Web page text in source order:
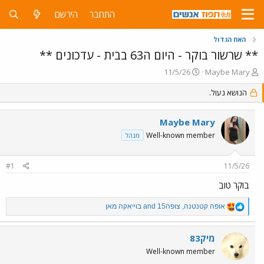
התחבר הירשם
האח הגדול
** שרשור בוקר - היום ה63 בבית - עדכונים **
פ
ו
ת
ח
נ
ו
א
Maybe Mary
פ
ו
ס
ב
ת
ר
11/5/26
הנושא נעול.
Maybe Mary
Well-known member מנהל
11/5/26
#1
בוקר טוב
R
e
a
t
i
אופה קטנטנה צופה15 בוייאקה מאן
מיק83
Well-known member